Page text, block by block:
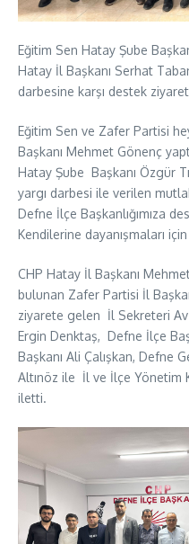
Eğitim Sen Hatay Şube
Hatay İl Başkanı Serhat
darbesine karşı destek
Eğitim Sen ve Zafer Partisi
Başkanı Mehmet Gönenç
Hatay Şube Başkanı Özgür
yargı darbesi ile verilen
Defne İlçe Başkanlığımıza
Kendilerine dayanışmaları
CHP Hatay İl Başkanı
bulunan Zafer Partisi İl
ziyarete gelen İl Sekreteri Av
Ergin Denktaş, Defne İlçe
Başkanı Ali Çalışkan, Defne
Altınöz ile İl ve İlçe Yönetim
iletti.